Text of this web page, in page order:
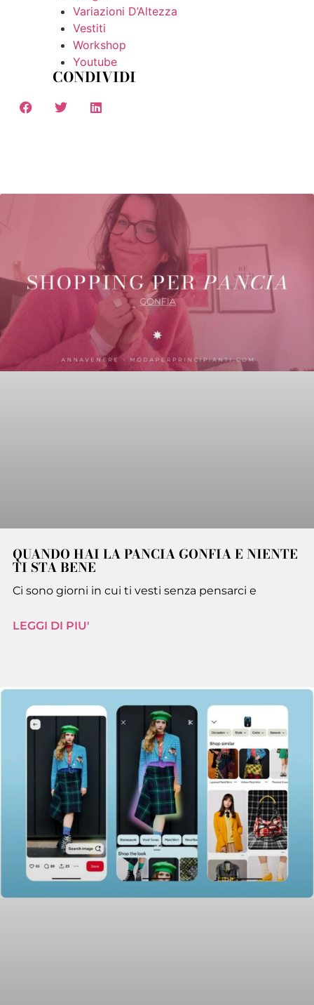
Variazioni D’Altezza
Vestiti
Workshop
Youtube
CONDIVIDI
QUANDO HAI LA PANCIA GONFIA E NIENTE
TI STA BENE
Ci sono giorni in cui ti vesti senza pensarci e
LEGGI DI PIU'